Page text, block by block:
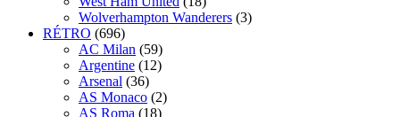
Wolverhampton Wanderers (3)
RÉTRO (696)
AC Milan (59)
Argentine (12)
Arsenal (36)
AS Monaco (2)
AS Roma (18)